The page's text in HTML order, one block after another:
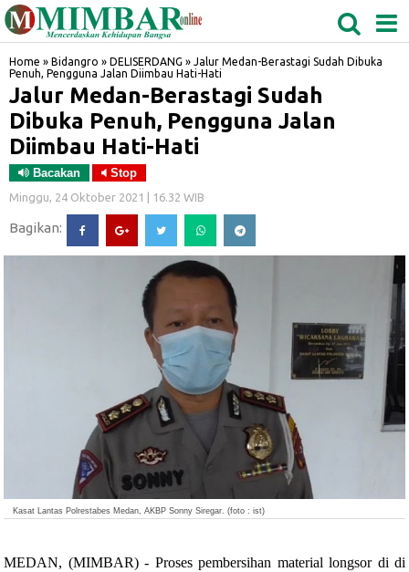
BIDANGRO
Home » Bidangro » DELISERDANG » Jalur Medan-Berastagi Sudah Dibuka
Penuh, Pengguna Jalan Diimbau Hati-Hati
Jalur Medan-Berastagi Sudah
Dibuka Penuh, Pengguna Jalan
Diimbau Hati-Hati
Bacakan Stop
Minggu, 24 Oktober 2021 | 16.32 WIB
Bagikan:
Kasat Lantas Polrestabes Medan, AKBP Sonny Siregar. (foto : ist)
MEDAN, (MIMBAR) - Proses pembersihan material longsor di di